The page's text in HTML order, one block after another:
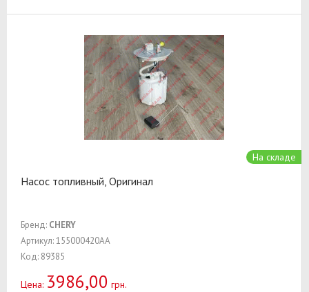
На складе
Насос топливный, Оригинал
Бренд: CHERY
Артикул: 155000420AA
Код: 89385
Цена: 3986,00 грн.